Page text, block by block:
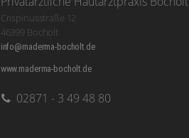
Crispinusstraße 12
46399 Bocholt
info@maderma-bocholt.de
www.maderma-bocholt.de
02871 - 3 49 48 80